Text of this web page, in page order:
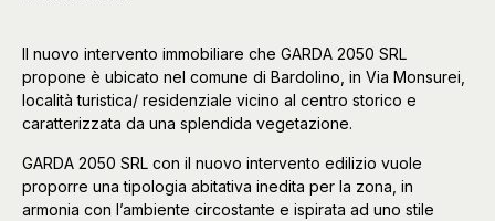
Il nuovo intervento immobiliare che GARDA 2050 SRL
propone è ubicato nel comune di Bardolino, in Via Monsurei,
località turistica/ residenziale vicino al centro storico e
caratterizzata da una splendida vegetazione.
GARDA 2050 SRL con il nuovo intervento edilizio vuole
proporre una tipologia abitativa inedita per la zona, in
armonia con l’ambiente circostante e ispirata ad uno stile